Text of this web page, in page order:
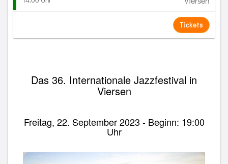
Tickets
Das 36. Internationale Jazzfestival in
Viersen
Freitag, 22. September 2023 - Beginn: 19:00
Uhr